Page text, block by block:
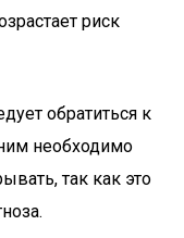
риск
обратиться к
необходимо
так как это